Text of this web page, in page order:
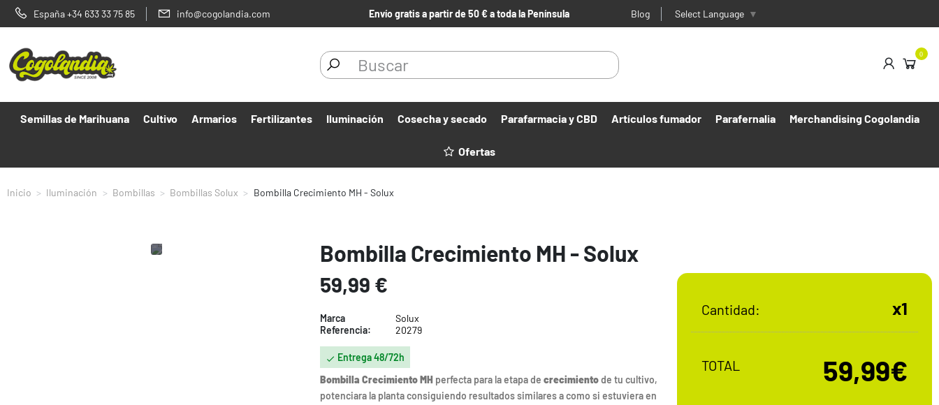
España +34 633 33 75 85 info@cogolandia.com Envío gratis a partir de 50 € a toda la Península Blog Select Language ▼
0
Semillas de Marihuana Cultivo Armarios Fertilizantes Iluminación Cosecha y secado Parafarmacia y CBD Artículos fumador Parafernalia Merchandising Cogolandia
Ofertas
Inicio Iluminación Bombillas Bombillas Solux Bombilla Crecimiento MH - Solux
Bombilla Crecimiento MH - Solux
59,99 €
Marca
Solux
Referencia:
20279
 Entrega 48/72h
Bombilla Crecimiento MH perfecta para la etapa de crecimientode tu cultivo,
potenciara la planta consiguiendo resultados similares a como si estuviera en
Cantidad: x1
TOTAL 59,99€